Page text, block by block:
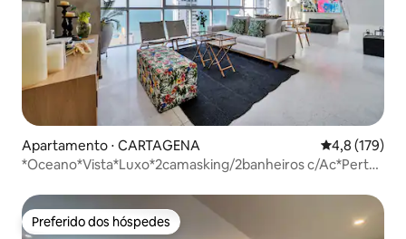
Apartamento ⋅ CARTAGENA 4,8 de uma
4,8 (179)
*Oceano*Vista*Luxo*2camasking/2banheiros c/Ac*Perto
Preferido dos hóspedes
Preferido dos hóspedes